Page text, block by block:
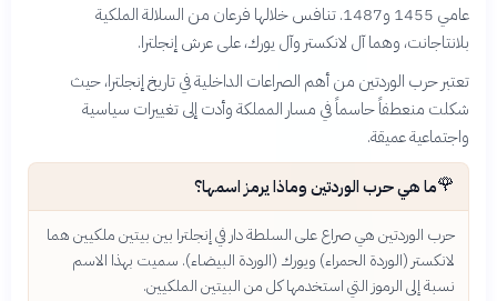
عامي 1455 و1487. تنافس خلالها فرعان من السلالة الملكية
بلانتاجانت، وهما آل لانكستر وآل يورك، على عرش إنجلترا.
تعتبر حرب الوردتين من أهم الصراعات الداخلية في تاريخ إنجلترا، حيث
شكلت منعطفاً حاسماً في مسار المملكة وأدت إلى تغييرات سياسية
واجتماعية عميقة.
🌹ما هي حرب الوردتين وماذا يرمز اسمها؟
حرب الوردتين هي صراع على السلطة دار في إنجلترا بين بيتين ملكيين هما
لانكستر (الوردة الحمراء) ويورك (الوردة البيضاء). سميت بهذا الاسم
نسبة إلى الرموز التي استخدمها كل من البيتين الملكيين.